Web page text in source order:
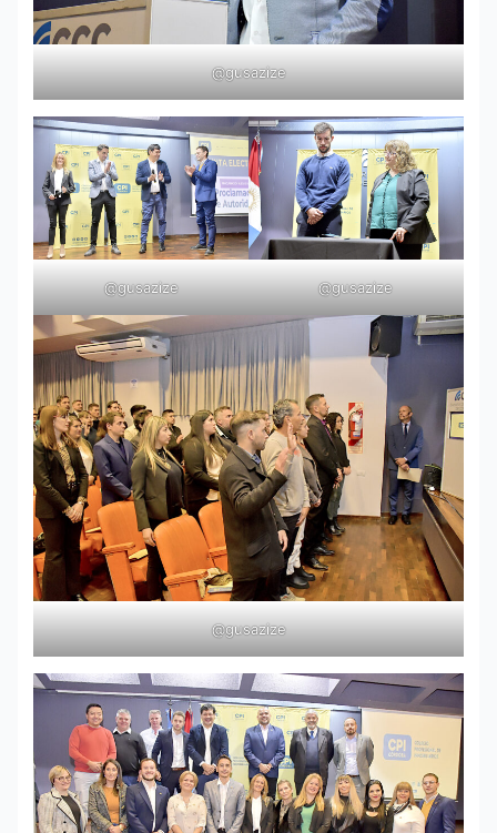
@gusazize
@gusazize @gusazize
@gusazize